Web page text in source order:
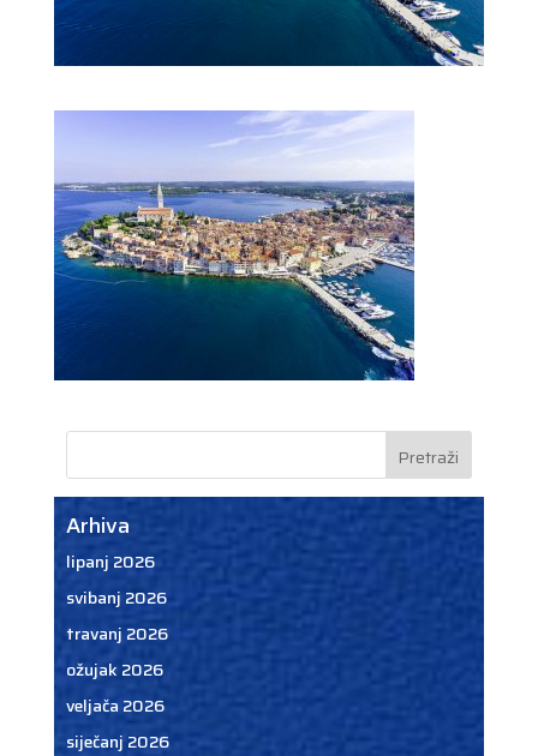
Arhiva
lipanj 2026
svibanj 2026
travanj 2026
ožujak 2026
veljača 2026
siječanj 2026